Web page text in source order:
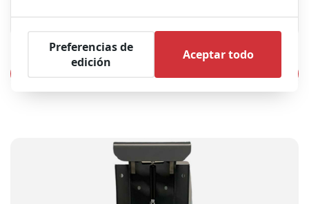
Preferencias de
edición
Aceptar todo